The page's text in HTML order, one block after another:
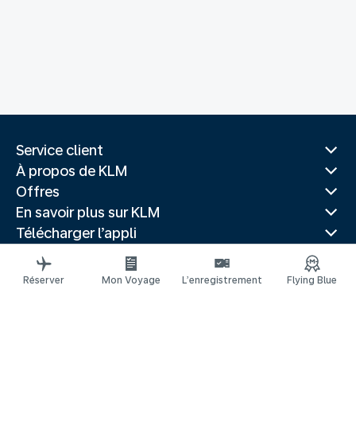
Service client
À propos de KLM
Offres
En savoir plus sur KLM
Télécharger l’appli
Sites Web associés
Guides de voyage
Réserver Mon Voyage L’enregistrement Flying Blue